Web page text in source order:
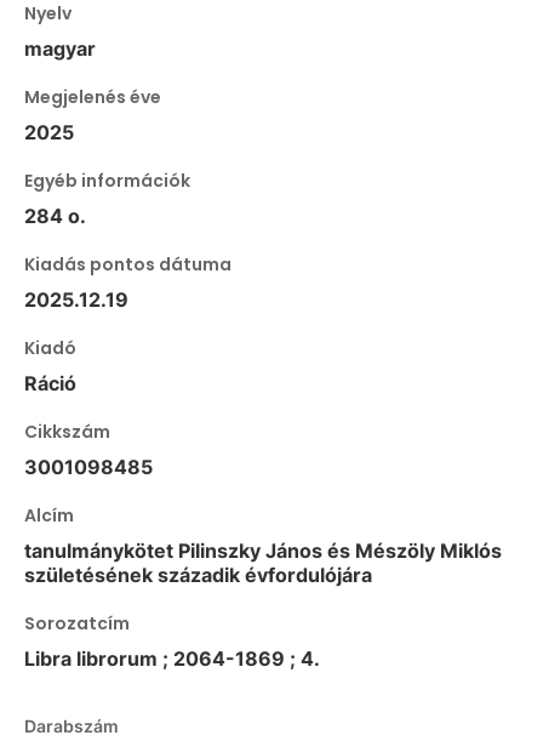
Nyelv
magyar
Megjelenés éve
2025
Egyéb információk
284 o.
Kiadás pontos dátuma
2025.12.19
Kiadó
Ráció
Cikkszám
3001098485
Alcím
tanulmánykötet Pilinszky János és Mészöly Miklós
születésének századik évfordulójára
Sorozatcím
Libra librorum ; 2064-1869 ; 4.
Darabszám